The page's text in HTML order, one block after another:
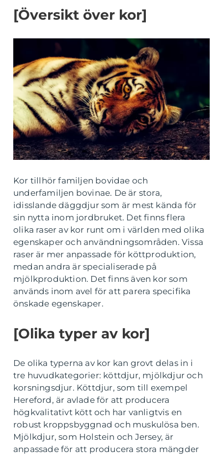
[Översikt över kor]
Kor tillhör familjen bovidae och
underfamiljen bovinae. De är stora,
idisslande däggdjur som är mest kända för
sin nytta inom jordbruket. Det finns flera
olika raser av kor runt om i världen med olika
egenskaper och användningsområden. Vissa
raser är mer anpassade för köttproduktion,
medan andra är specialiserade på
mjölkproduktion. Det finns även kor som
används inom avel för att parera specifika
önskade egenskaper.
[Olika typer av kor]
De olika typerna av kor kan grovt delas in i
tre huvudkategorier: köttdjur, mjölkdjur och
korsningsdjur. Köttdjur, som till exempel
Hereford, är avlade för att producera
högkvalitativt kött och har vanligtvis en
robust kroppsbyggnad och muskulösa ben.
Mjölkdjur, som Holstein och Jersey, är
anpassade för att producera stora mängder